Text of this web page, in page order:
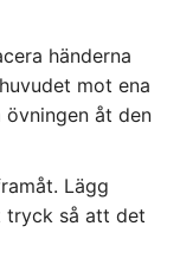
händerna
mot ena
övningen åt den
Lägg
tryck så att det